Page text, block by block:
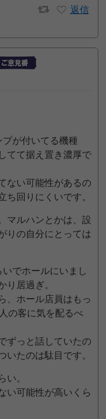
返信
が付いてる機種
てて据え置き濃厚で
ない可能性があるの
ち回りにくいです。
マルハンとかは、設
りの自分にとっては
でホールにいまし
り居過ぎ。
、ホール店員はもっ
の客に気を配るべ
ずっと話していたの
いたのは駄目です。
い。
い可能性が高いくら